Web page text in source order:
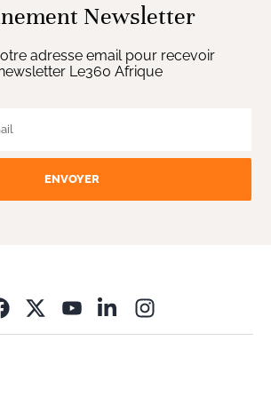
Newsletter
adresse email pour recevoir
Le360 Afrique
ENVOYER